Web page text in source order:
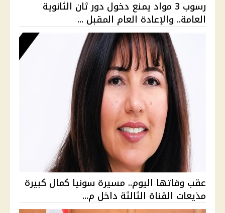
رسوب 3 مواد يمنع دخول دور ثان الثانوية
العامة.. والإعادة العام المقبل ...
عقب وفاتها اليوم.. مسيرة سونيا كمال كبيرة
مذيعات القناة الثالثة داخل م...